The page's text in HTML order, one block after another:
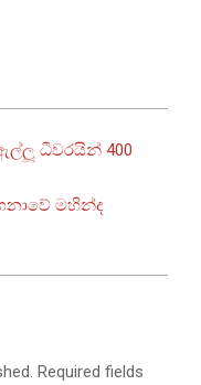
ධීවරයින් 400
මහින්ද
Required fields